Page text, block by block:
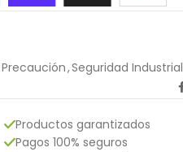
,Seguridad Industrial
Productos garantizados
Pagos 100% seguros